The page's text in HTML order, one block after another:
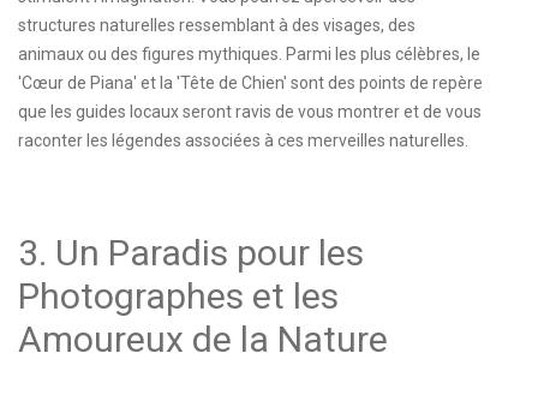
structures naturelles ressemblant à des visages, des
animaux ou des figures mythiques. Parmi les plus célèbres, le
'Cœur de Piana' et la 'Tête de Chien' sont des points de repère
que les guides locaux seront ravis de vous montrer et de vous
raconter les légendes associées à ces merveilles naturelles.
3. Un Paradis pour les
Photographes et les
Amoureux de la Nature